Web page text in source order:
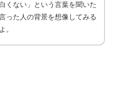
くない」という言葉を聞いた
った人の背景を想像してみる
。